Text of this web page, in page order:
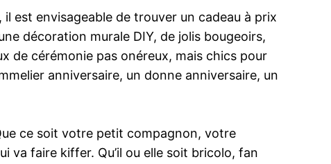
est envisageable de trouver un cadeau à prix
décoration murale DIY, de jolis bougeoirs,
de cérémonie pas onéreux, mais chics pour
anniversaire, un donne anniversaire, un
ce soit votre petit compagnon, votre
va faire kiffer. Qu’il ou elle soit bricolo, fan